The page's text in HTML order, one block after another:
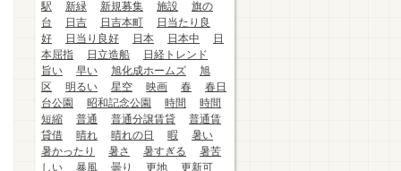
駅
新緑 新規募集 施設
旗の
台
日吉 日吉本町
日当たり良
好
日当り良好 日本 日本中
日
本屈指
日立造船
日経トレンド
旨い
早い 旭化成ホームズ
旭
区
明るい 星空 映画 春
春日
台公園
昭和記念公園 時間
時間
短縮
普通 普通分譲賃貸
普通賃
貸借
晴れ 晴れの日 暇
暑い
暑かったり
暑さ 暑すぎる
暑苦
しい
暴風 曇り 更地
更新可